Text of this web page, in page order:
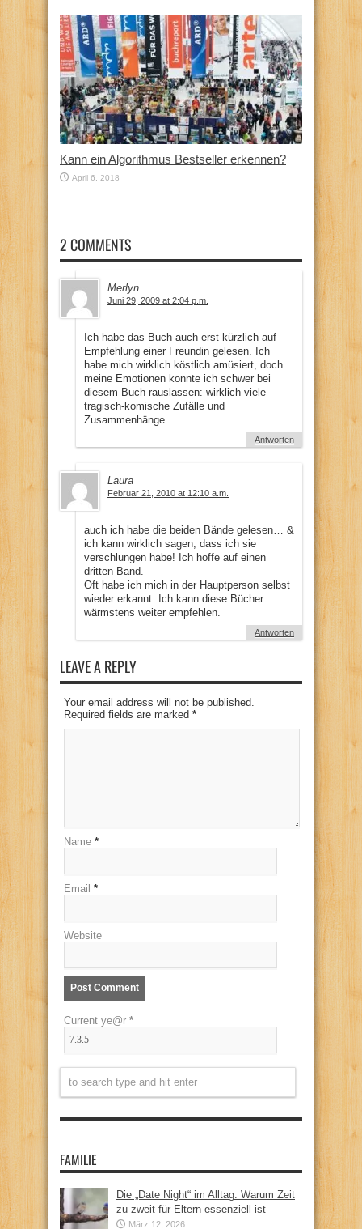
Kann ein Algorithmus Bestseller erkennen?
April 6, 2018
2 COMMENTS
Merlyn
Juni 29, 2009 at 2:04 p.m.
Ich habe das Buch auch erst kürzlich auf
Empfehlung einer Freundin gelesen. Ich
habe mich wirklich köstlich amüsiert, doch
meine Emotionen konnte ich schwer bei
diesem Buch rauslassen: wirklich viele
tragisch-komische Zufälle und
Zusammenhänge.
Antworten
Laura
Februar 21, 2010 at 12:10 a.m.
auch ich habe die beiden Bände gelesen… &
ich kann wirklich sagen, dass ich sie
verschlungen habe! Ich hoffe auf einen
dritten Band.
Oft habe ich mich in der Hauptperson selbst
wieder erkannt. Ich kann diese Bücher
wärmstens weiter empfehlen.
Antworten
LEAVE A REPLY
Your email address will not be published.
Required fields are marked *
Name *
Email *
Website
Current ye@r *
FAMILIE
Die „Date Night“ im Alltag: Warum Zeit
zu zweit für Eltern essenziell ist
März 12, 2026